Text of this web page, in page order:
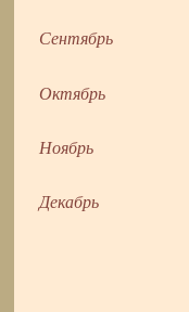
Сентябрь
Октябрь
Ноябрь
Декабрь